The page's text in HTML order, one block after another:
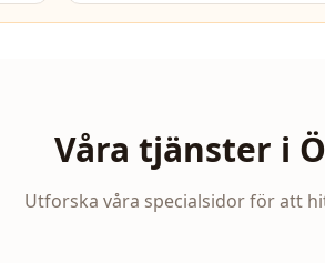
Våra tjänster i
Utforska våra specialsidor för att